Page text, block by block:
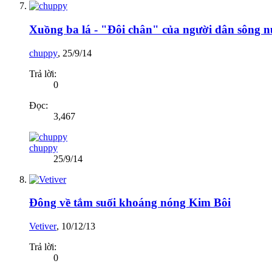
Xuồng ba lá - "Đôi chân" của người dân sông
chuppy, 25/9/14
Trả lời:
0
Đọc:
3,467
chuppy
25/9/14
Đông về tắm suối khoáng nóng Kim Bôi
Vetiver, 10/12/13
Trả lời:
0